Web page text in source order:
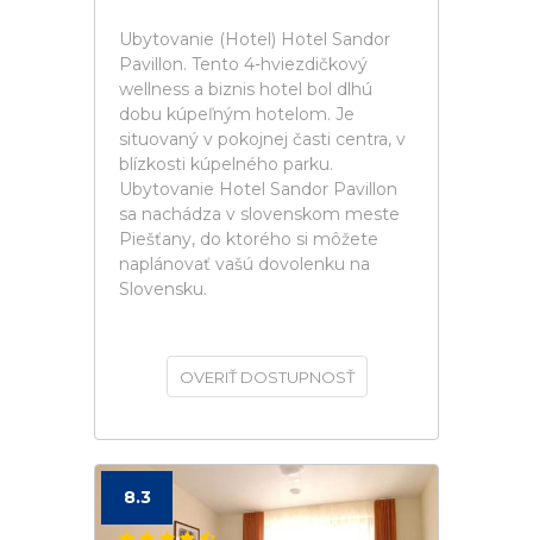
Ubytovanie (Hotel) Hotel Sandor
Pavillon. Tento 4-hviezdičkový
wellness a biznis hotel bol dlhú
dobu kúpeľným hotelom. Je
situovaný v pokojnej časti centra, v
blízkosti kúpelného parku.
Ubytovanie Hotel Sandor Pavillon
sa nachádza v slovenskom meste
Piešťany, do ktorého si môžete
naplánovať vašú dovolenku na
Slovensku.
OVERIŤ DOSTUPNOSŤ
8.3